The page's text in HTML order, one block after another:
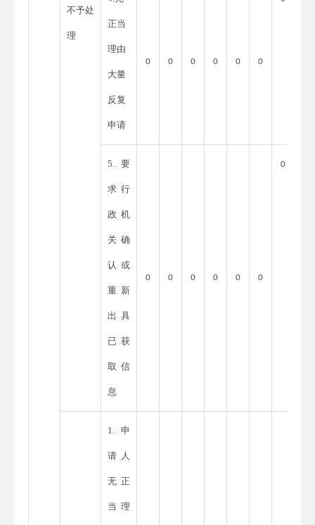
不予处
理
正当
理由
大量
反复
申请
0 0 0 0 0 0
5.要
求行
政机
关确
认或
重新
出具
已获
取信
息
0 0 0 0 0 0
0
1.申
请人
无正
当理